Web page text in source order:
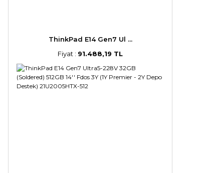
ThinkPad E14 Gen7 Ul ...
Fiyat : 91.488,19 TL